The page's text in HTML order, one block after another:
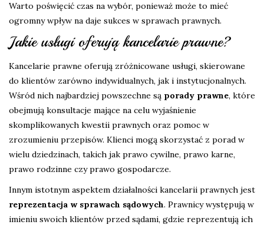
Warto poświęcić czas na wybór, ponieważ może to mieć
ogromny wpływ na daje sukces w sprawach prawnych.
Jakie usługi oferują kancelarie prawne?
Kancelarie prawne oferują zróżnicowane usługi, skierowane
do klientów zarówno indywidualnych, jak i instytucjonalnych.
Wśród nich najbardziej powszechne są porady prawne, które
obejmują konsultacje mające na celu wyjaśnienie
skomplikowanych kwestii prawnych oraz pomoc w
zrozumieniu przepisów. Klienci mogą skorzystać z porad w
wielu dziedzinach, takich jak prawo cywilne, prawo karne,
prawo rodzinne czy prawo gospodarcze.
Innym istotnym aspektem działalności kancelarii prawnych jest
reprezentacja w sprawach sądowych. Prawnicy występują w
imieniu swoich klientów przed sądami, gdzie reprezentują ich